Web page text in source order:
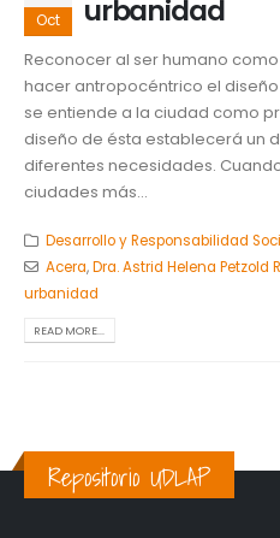
Oct
urbanidad
Reconocer al ser humano
hacer antropocéntrico el
se entiende a la ciudad como
diseño de ésta establecerá un
diferentes necesidades.
ciudades más...
Desarrollo y Responsabilidad
Acera,Dra. Astrid Helena Petzold
urbanidad
READ MORE...
Repositorio UDLAP